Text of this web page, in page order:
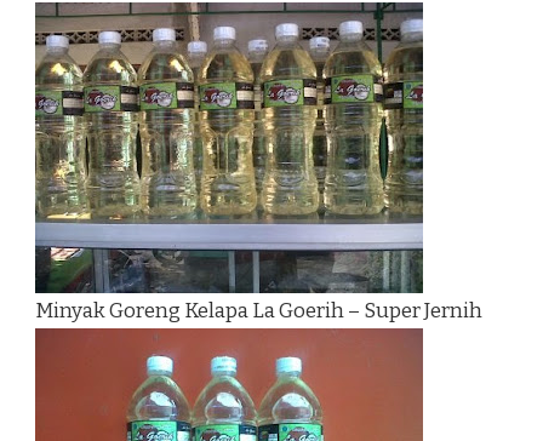
Minyak Goreng Kelapa La Goerih – Super Jernih